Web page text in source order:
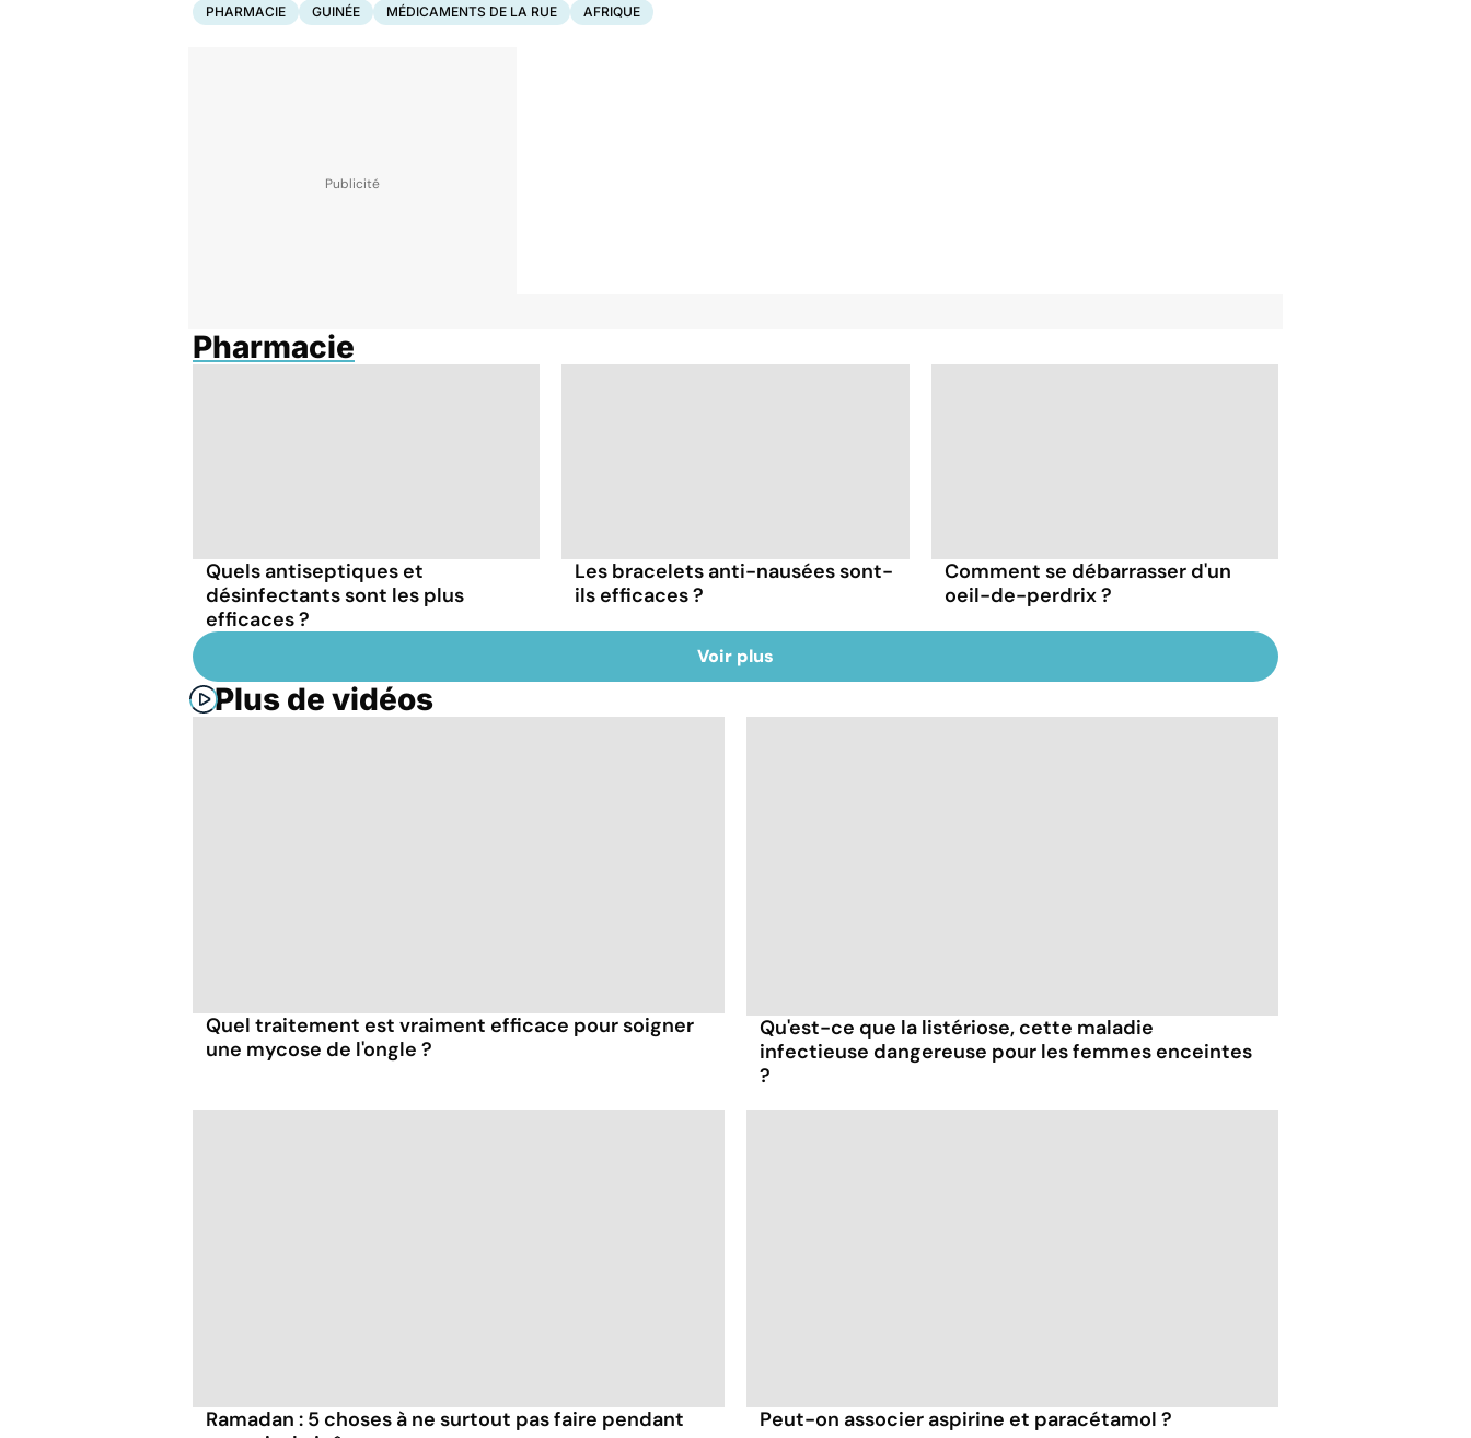
PHARMACIE GUINÉE MÉDICAMENTS DE LA RUE AFRIQUE
Pharmacie
Quels antiseptiques et
désinfectants sont les plus
efficaces ?
Les bracelets anti-nausées sont-
ils efficaces ?
Comment se débarrasser d'un
oeil-de-perdrix ?
Voir plus
Plus de vidéos
Quel traitement est vraiment efficace pour soigner
une mycose de l'ongle ?
Qu'est-ce que la listériose, cette maladie
infectieuse dangereuse pour les femmes enceintes
?
Ramadan : 5 choses à ne surtout pas faire pendant
Peut-on associer aspirine et paracétamol ?